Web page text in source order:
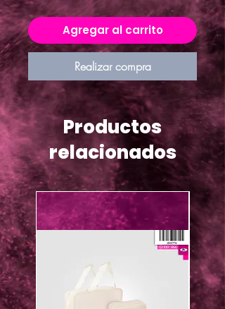
Agregar al carrito
Realizar compra
Productos
relacionados